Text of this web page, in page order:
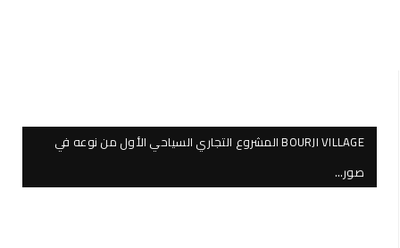
BOURJI VILLAGE المشروع التجاري السياحي الأول من نوعه في
صور…